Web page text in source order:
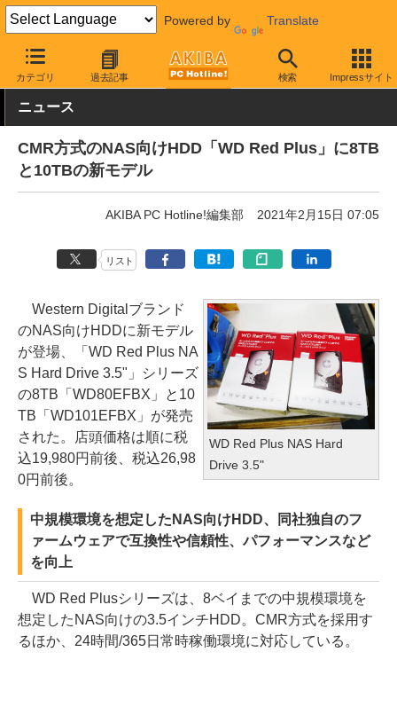
Powered by Translate
カテゴリ 過去記事 検索 Impressサイト
AKIBA PC Hotline! PCパーツ HDD（ハードディスク）
ニュース
CMR方式のNAS向けHDD「WD Red Plus」に8TB
と10TBの新モデル
AKIBA PC Hotline!編集部 2021年2月15日 07:05
リスト
WD Red Plus NAS Hard
Drive 3.5"
Western Digitalブランド
のNAS向けHDDに新モデル
が登場、「WD Red Plus NA
S Hard Drive 3.5"」シリーズ
の8TB「WD80EFBX」と10
TB「WD101EFBX」が発売
された。店頭価格は順に税
込19,980円前後、税込26,98
0円前後。
中規模環境を想定したNAS向けHDD、同社独自のフ
ァームウェアで互換性や信頼性、パフォーマンスなど
を向上
WD Red Plusシリーズは、8ベイまでの中規模環境を
想定したNAS向けの3.5インチHDD。CMR方式を採用す
るほか、24時間/365日常時稼働環境に対応している。